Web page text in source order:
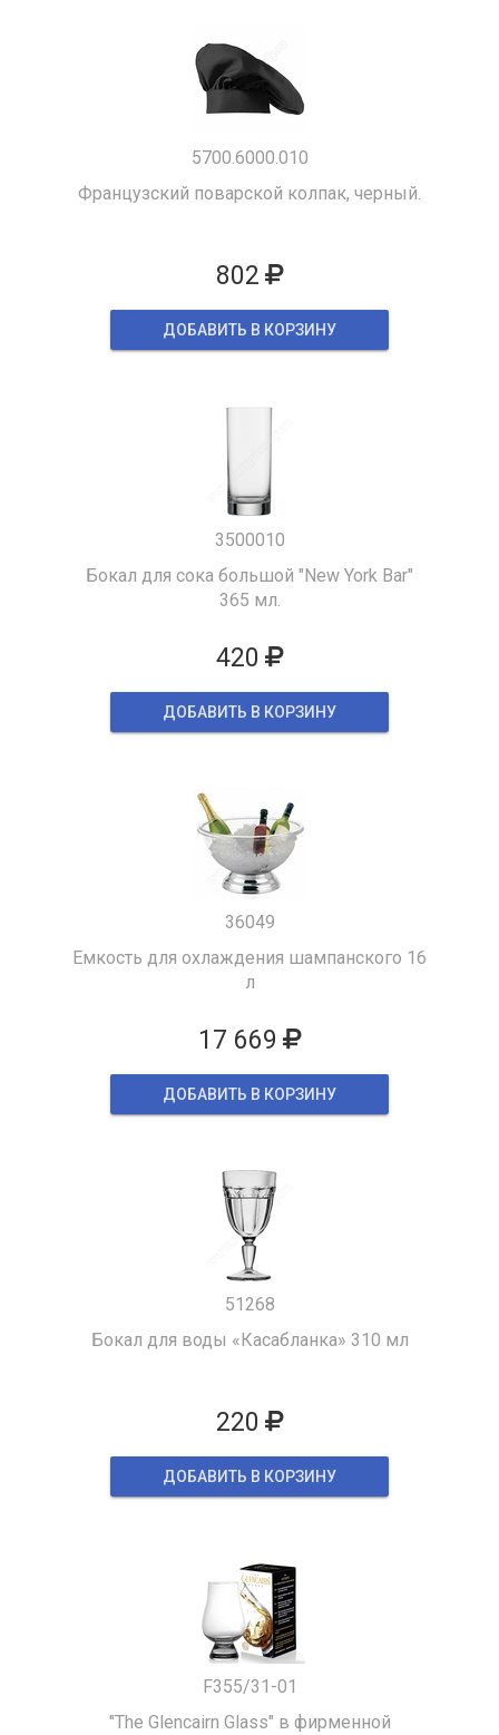
5700.6000.010
Французский поварской колпак, черный.
802
ДОБАВИТЬ В КОРЗИНУ
3500010
Бокал для сока большой "New York Bar"
365 мл.
420
ДОБАВИТЬ В КОРЗИНУ
36049
Емкость для охлаждения шампанского 16
л
17 669
ДОБАВИТЬ В КОРЗИНУ
51268
Бокал для воды «Касабланка» 310 мл
220
ДОБАВИТЬ В КОРЗИНУ
F355/31-01
"The Glencairn Glass" в фирменной